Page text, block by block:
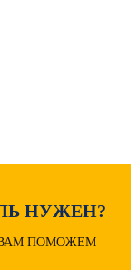
НУЖЕН?
ПОМОЖЕМ